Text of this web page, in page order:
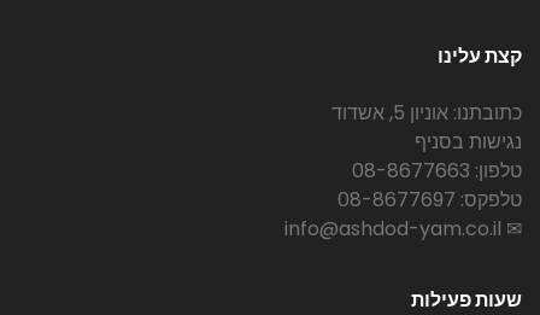
קצת עלינו
כתובתנו: אוניון 5, אשדוד
נגישות בסניף
טלפון: 08-8677663
טלפקס: 08-8677697
✉ info@ashdod-yam.co.il
שעות פעילות